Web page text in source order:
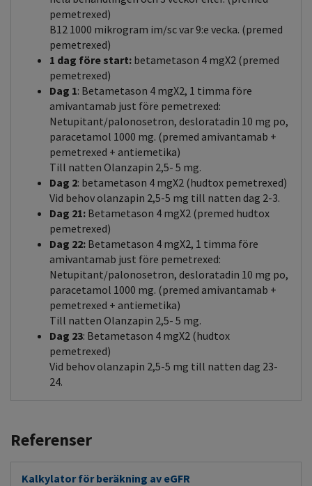
pemetrexed)
B12 1000 mikrogram im/sc var 9:e vecka. (premed
pemetrexed)
1 dag före start: betametason 4 mgX2 (premed
pemetrexed)
Dag 1: Betametason 4 mgX2, 1 timma före
amivantamab just före pemetrexed:
Netupitant/palonosetron, desloratadin 10 mg po,
paracetamol 1000 mg. (premed amivantamab +
pemetrexed + antiemetika)
Till natten Olanzapin 2,5- 5 mg.
Dag 2: betametason 4 mgX2 (hudtox pemetrexed)
Vid behov olanzapin 2,5-5 mg till natten dag 2-3.
Dag 21: Betametason 4 mgX2 (premed hudtox
pemetrexed)
Dag 22: Betametason 4 mgX2, 1 timma före
amivantamab just före pemetrexed:
Netupitant/palonosetron, desloratadin 10 mg po,
paracetamol 1000 mg. (premed amivantamab +
pemetrexed + antiemetika)
Till natten Olanzapin 2,5- 5 mg.
Dag 23: Betametason 4 mgX2 (hudtox
pemetrexed)
Vid behov olanzapin 2,5-5 mg till natten dag 23-
24.
Referenser
Kalkylator för beräkning av eGFR